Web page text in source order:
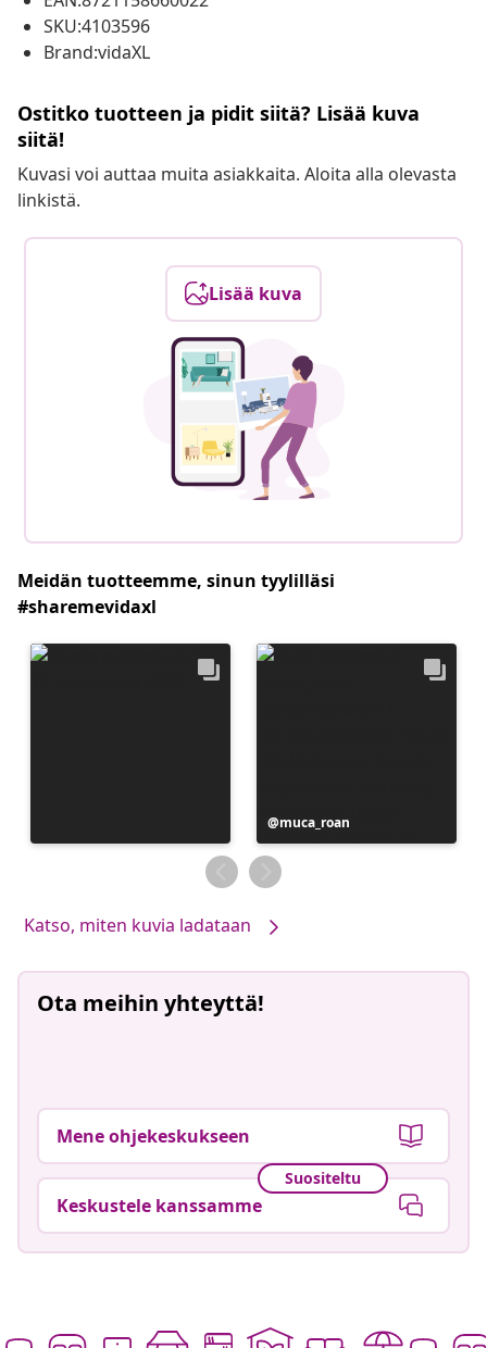
SKU:4103596
Brand:vidaXL
Ostitko tuotteen ja pidit siitä? Lisää kuva
siitä!
Kuvasi voi auttaa muita asiakkaita. Aloita alla olevasta
linkistä.
Lisää kuva
Meidän tuotteemme, sinun tyylilläsi
#sharemevidaxl
Julkaissut
muca_roan
Katso, miten kuvia ladataan
Ota meihin yhteyttä!
Mene ohjekeskukseen
Suositeltu
Keskustele kanssamme